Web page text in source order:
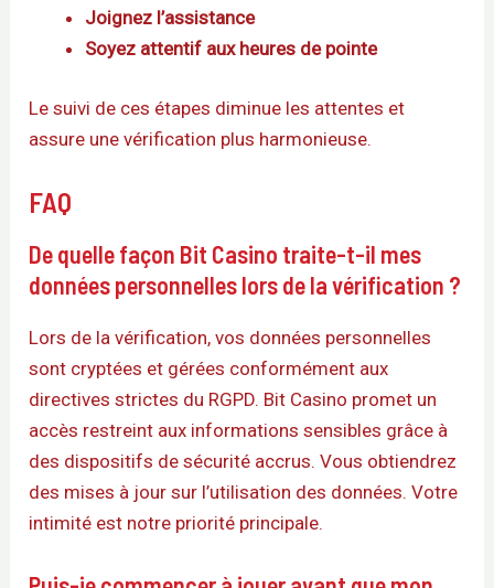
Joignez l’assistance
Soyez attentif aux heures de pointe
Le suivi de ces étapes diminue les attentes et
assure une vérification plus harmonieuse.
FAQ
De quelle façon Bit Casino traite-t-il mes
données personnelles lors de la vérification ?
Lors de la vérification, vos données personnelles
sont cryptées et gérées conformément aux
directives strictes du RGPD. Bit Casino promet un
accès restreint aux informations sensibles grâce à
des dispositifs de sécurité accrus. Vous obtiendrez
des mises à jour sur l’utilisation des données. Votre
intimité est notre priorité principale.